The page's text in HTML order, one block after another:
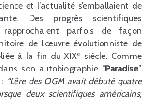
et l’actualité s’emballaient de
Des progrès scientifiques
parfois de façon
de l’œuvre évolutionniste de
à la fin du XIXe siècle. Comme
son autobiographie “Paradise”
“L’ère des OGM avait débuté quatre
deux scientifiques américains,